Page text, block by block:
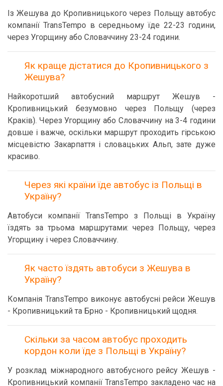
Із Жешува до Кропивницького через Польщу автобус
компанії TransTempo в середньому їде 22-23 години,
через Угорщину або Словаччину 23-24 години.
Як краще дістатися до Кропивницького з
Жешува?
Найкоротший автобусний маршрут Жешув -
Кропивницький безумовно через Польщу (через
Краків). Через Угорщину або Словаччину на 3-4 години
довше і важче, оскільки маршрут проходить гірською
місцевістю Закарпаття і словацьких Альп, зате дуже
красиво.
Через які країни їде автобус із Польщі в
Україну?
Автобуси компанії TransTempo з Польщі в Україну
їздять за трьома маршрутами: через Польщу, через
Угорщину і через Словаччину.
Як часто їздять автобуси з Жешува в
Україну?
Компанія TransTempo виконує автобусні рейси Жешув
- Кропивницький та Брно - Кропивницький щодня.
Скільки за часом автобус проходить
кордон коли їде з Польщі в Україну?
У розклад міжнародного автобусного рейсу Жешув -
Кропивницький компанії TransTempo закладено час на